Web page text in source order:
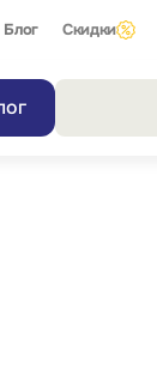
Блог Скидки